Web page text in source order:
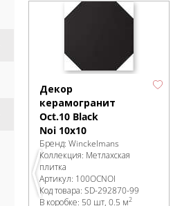
Декор
керамогранит
Oct.10 Black
Noi 10x10
Бренд: Winckelmans
Коллекция: Метлахская
плитка
Артикул: 100OCNOI
Код товара: SD-292870-99
В коробке: 50 шт, 0.5 м2